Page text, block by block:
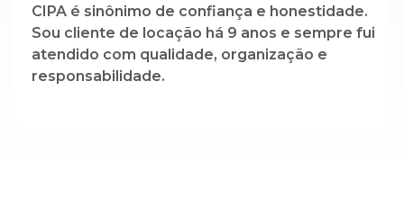
CIPA é sinônimo de confiança e honestidade.
Sou cliente de locação há 9 anos e sempre fui
atendido com qualidade, organização e
responsabilidade.